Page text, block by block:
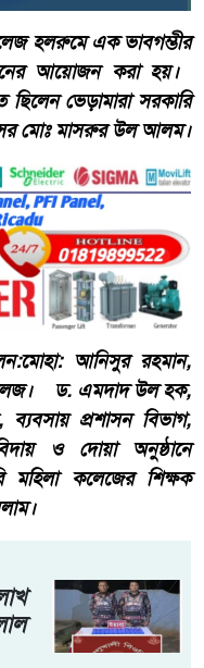
হলরুমে এক ভাবগম্ভীর
আয়োজন করা হয়।
ছিলেন ভেড়ামারা সরকারি
মোঃ মাসরুর উল আলম।
আনিসুর রহমান,
কলেজ।​ ড. এমদাদ উল হক,
প্রশাসন বিভাগ,
ও দোয়া অনুষ্ঠানে
মহিলা কলেজের শিক্ষক